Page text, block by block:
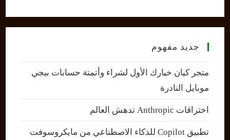
جديد مفهوم
متجر كيان خيارك الأول لشراء وأتمتة حسابات ببجي
موبايل النادرة
اختراقات Anthropic تدهش العالم
تطبيق Copilot للذكاء الاصطناعي من مايكروسوفت